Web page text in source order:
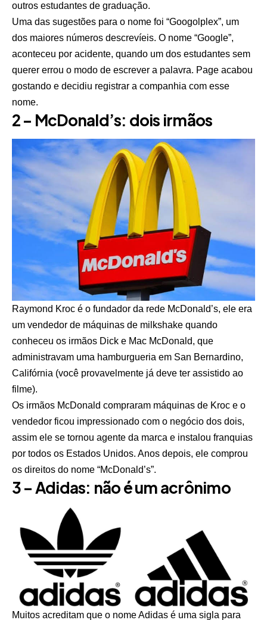
outros estudantes de graduação.
Uma das sugestões para o nome foi “Googolplex”, um
dos maiores números descrevíeis. O nome “Google”,
aconteceu por acidente, quando um dos estudantes sem
querer errou o modo de escrever a palavra. Page acabou
gostando e decidiu registrar a companhia com esse
nome.
2 – McDonald’s: dois irmãos
Raymond Kroc é o fundador da rede McDonald’s, ele era
um vendedor de máquinas de milkshake quando
conheceu os irmãos Dick e Mac McDonald, que
administravam uma hamburgueria em San Bernardino,
Califórnia (você provavelmente já deve ter assistido ao
filme).
Os irmãos McDonald compraram máquinas de Kroc e o
vendedor ficou impressionado com o negócio dos dois,
assim ele se tornou agente da marca e instalou franquias
por todos os Estados Unidos. Anos depois, ele comprou
os direitos do nome “McDonald’s”.
3 – Adidas: não é um acrônimo
Muitos acreditam que o nome Adidas é uma sigla para